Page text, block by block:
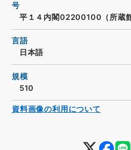
号
平１４内閣02200100（所蔵
言語
日本語
規模
510
資料画像の利用について